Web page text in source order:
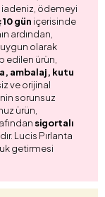
iadeniz, ödemeyi
gün içerisinde
ardından,
olarak
edilen ürün,
ambalaj, kutu
ve orijinal
sorunsuz
ürün,
sigortalı
Lucis Pırlanta
getirmesi